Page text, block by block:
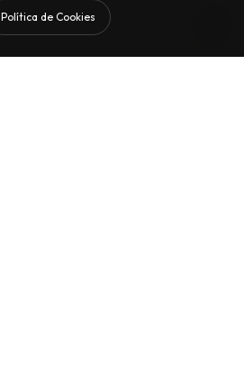
Política de Cookies